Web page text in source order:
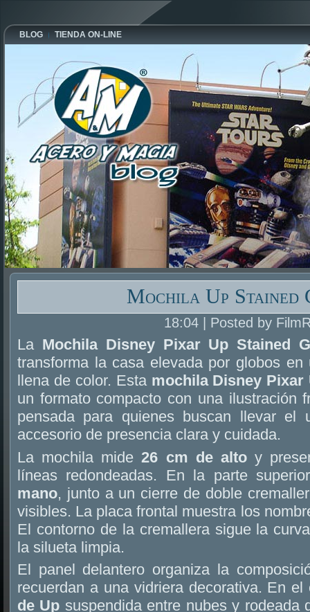
BLOG TIENDA ON-LINE
Mochila Up Stained
18:04 | Posted by
La Mochila Disney Pixar Up Stained
transforma la casa elevada por globos
llena de color. Esta mochila Disney Pixar
un formato compacto con una ilustración
pensada para quienes buscan llevar el
accesorio de presencia clara y cuidada.
La mochila mide26 cm de alto y
líneas redondeadas. En la parte
mano, junto a un cierre de doble
visibles. La placa frontal muestra los
El contorno de la cremallera sigue la
la silueta limpia.
El panel delantero organiza la
recuerdan a una vidriera decorativa. En
de Up suspendida entre nubes y rodeada